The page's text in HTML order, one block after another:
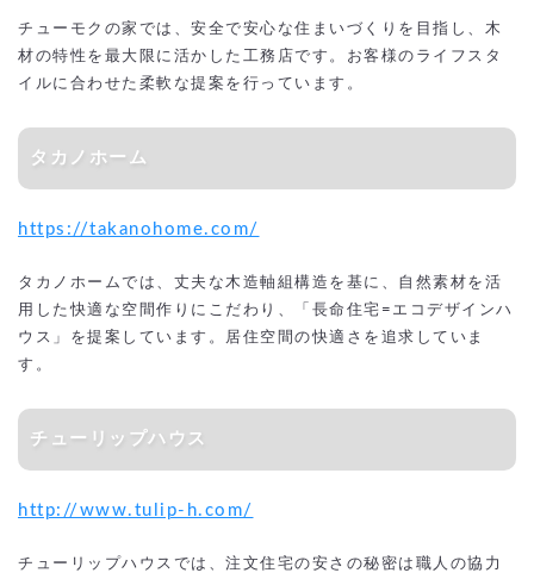
チューモクの家では、安全で安心な住まいづくりを目指し、木
材の特性を最大限に活かした工務店です。お客様のライフスタ
イルに合わせた柔軟な提案を行っています。
タカノホーム
https://takanohome.com/
タカノホームでは、丈夫な木造軸組構造を基に、自然素材を活
用した快適な空間作りにこだわり、「長命住宅=エコデザインハ
ウス」を提案しています。居住空間の快適さを追求していま
す。
チューリップハウス
http://www.tulip-h.com/
チューリップハウスでは、注文住宅の安さの秘密は職人の協力